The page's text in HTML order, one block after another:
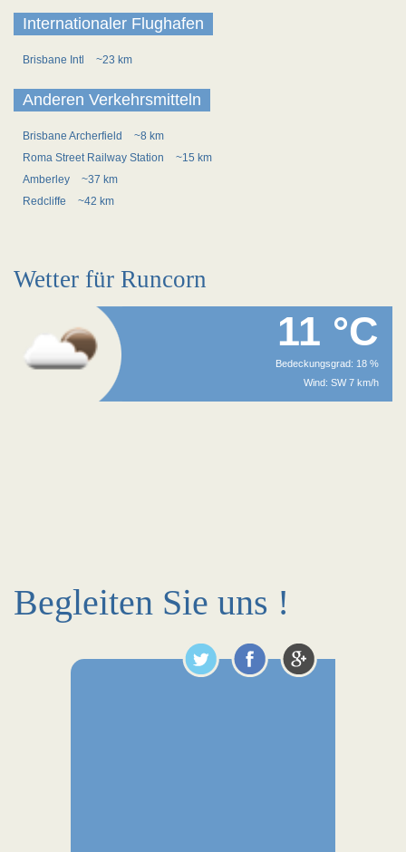
Internationaler Flughafen
Brisbane Intl ~23 km
Anderen Verkehrsmitteln
Brisbane Archerfield
~8 km
Roma Street Railway Station
~15 km
Amberley
~37 km
Redcliffe
~42 km
Wetter für Runcorn
11 °C
Bedeckungsgrad: 18 %
Wind: SW 7 km/h
Begleiten Sie uns !